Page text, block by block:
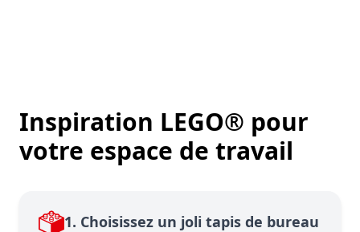
Inspiration LEGO® pour
votre espace de travail
1. Choisissez un joli tapis de bureau